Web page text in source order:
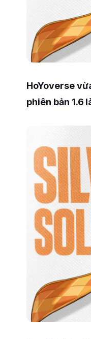
HoYoverse
phiên bản 1.6